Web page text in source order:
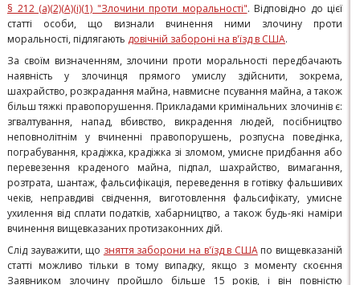
§ 212 (a)(2)(A)(i)(1) "Злочини проти моральності". Відповідно до цієї
статті особи, що визнали вчинення ними злочину проти
моральності, підлягають довічній забороні на в'їзд в США.
За своїм визначенням, злочини проти моральності передбачають
наявність у злочинця прямого умислу здійснити, зокрема,
шахрайство, розкрадання майна, навмисне ​​псування майна, а також
більш тяжкі правопорушення. Прикладами кримінальних злочинів є:
згвалтування, напад, вбивство, викрадення людей, посібництво
неповнолітнім у вчиненні правопорушень, розпусна поведінка,
пограбування, крадіжка, крадіжка зі зломом, умисне придбання або
перевезення краденого майна, підпал, шахрайство, вимагання,
розтрата, шантаж, фальсифікація, переведення в готівку фальшивих
чеків, неправдиві свідчення, виготовлення фальсифікату, умисне
ухилення від сплати податків, хабарництво, а також будь-які наміри
вчинення вищевказаних протизаконних дій.
Слід зауважити, що зняття заборони на в'їзд в СШАпо вищевказаній
статті можливо тільки в тому випадку, якщо з моменту скоєння
Заявником злочину пройшло більше 15 років, і він повністю